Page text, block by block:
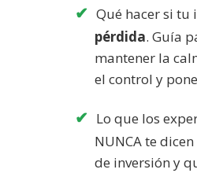
Qué hacer si tu
pérdida. Guía
mantener la
el control y
Lo que los
NUNCA te
de inversión y